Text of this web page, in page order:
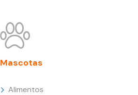
Mascotas
Alimentos